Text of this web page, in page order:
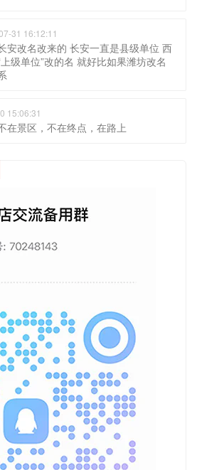
31 16:12:11
安改名改来的 长安一直是县级单位 西
级单位”改的名 就好比如果潍坊改名
15:06:31
在景区，不在终点，在路上